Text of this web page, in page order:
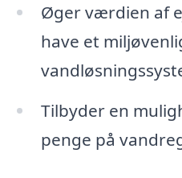
Øger værdien af
have et
Tilbyder en
penge på